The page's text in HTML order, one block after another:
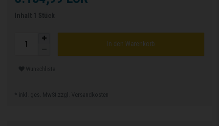
Inhalt 1 Stück
In den Warenkorb
Wunschliste
* inkl. ges. MwSt.zzgl. Versandkosten